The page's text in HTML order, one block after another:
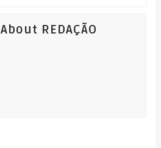
About REDAÇÃO